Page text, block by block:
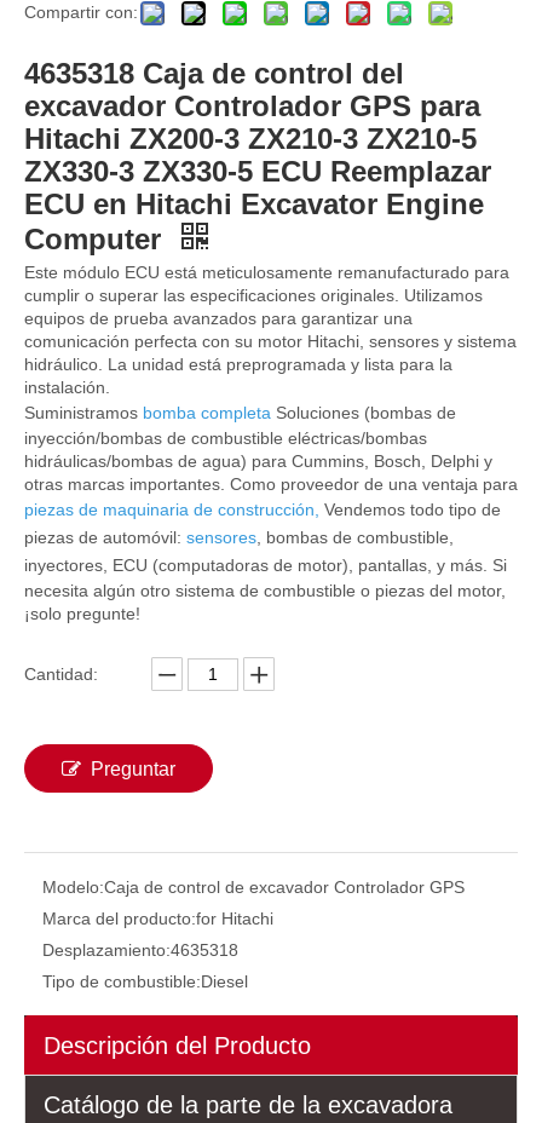
21Q6-32181 21Q6-32180 Panel de tablas de control del controlador de la ECU para vehículos Hyundai R220LC-9S R220-9
Compartir con:
4635318 Caja de control del
excavador Controlador GPS para
Hitachi ZX200-3 ZX210-3 ZX210-5
ZX330-3 ZX330-5 ECU Reemplazar
ECU en Hitachi Excavator Engine
Computer
Este módulo ECU está meticulosamente remanufacturado para
cumplir o superar las especificaciones originales. Utilizamos
equipos de prueba avanzados para garantizar una
comunicación perfecta con su motor Hitachi, sensores y sistema
hidráulico. La unidad está preprogramada y lista para la
instalación.
Suministramos bomba completa Soluciones (bombas de
inyección/bombas de combustible eléctricas/bombas
hidráulicas/bombas de agua) para Cummins, Bosch, Delphi y
otras marcas importantes. Como proveedor de una ventaja para
piezas de maquinaria de construcción Vendemos todo tipo de
piezas de automóvil: sensores , bombas de combustible,
inyectores, ECU (computadoras de motor) , pantallas, y más. Si
necesita algún otro sistema de combustible o piezas del motor,
¡solo pregunte!
Cantidad:
Preguntar
Modelo:Caja de control de excavador Controlador GPS
Marca del producto:for Hitachi
Desplazamiento:4635318
Tipo de combustible:Diesel
Descripción del Producto
Catálogo de la parte de la excavadora